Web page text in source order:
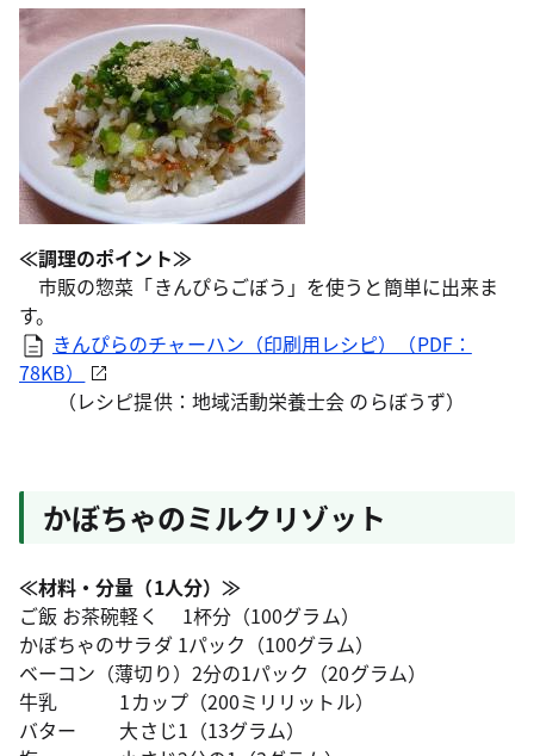
≪調理のポイント≫
市販の惣菜「きんぴらごぼう」を使うと簡単に出来ま
す。
きんぴらのチャーハン（印刷用レシピ）（PDF：
78KB）
（レシピ提供：地域活動栄養士会 のらぼうず）
かぼちゃのミルクリゾット
≪材料・分量（1人分）≫
ご飯 お茶碗軽く 1杯分（100グラム）
かぼちゃのサラダ 1パック（100グラム）
ベーコン（薄切り）2分の1パック（20グラム）
牛乳 1カップ（200ミリリットル）
バター 大さじ1（13グラム）